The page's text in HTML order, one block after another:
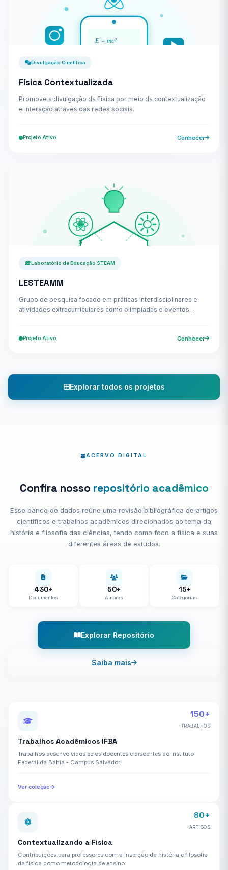
Divulgação Científica
Física Contextualizada
Promove a divulgação da Física por meio da contextualização
e interação através das redes sociais.
Projeto Ativo Conhecer
Laboratório de Educação STEAM
LESTEAMM
Grupo de pesquisa focado em práticas interdisciplinares e
atividades extracurriculares como olimpíadas e eventos
Projeto Ativo Conhecer
Explorar todos os projetos
ACERVO DIGITAL
Confira nosso repositório acadêmico
Esse banco de dados reúne uma revisão bibliográfica de artigos
científicos e trabalhos acadêmicos direcionados ao tema da
história e filosofia das ciências, tendo como foco a física e suas
diferentes áreas de estudos.
430+
Documentos
50+
Autores
15+
Categorias
Explorar Repositório
Saiba mais
150+
TRABALHOS
Trabalhos Acadêmicos IFBA
Trabalhos desenvolvidos pelos docentes e discentes do Instituto
Federal da Bahia - Campus Salvador.
Ver coleção
80+
ARTIGOS
Contextualizando a Física
Contribuições para professores com a inserção da história e filosofia
da física como metodologia de ensino.